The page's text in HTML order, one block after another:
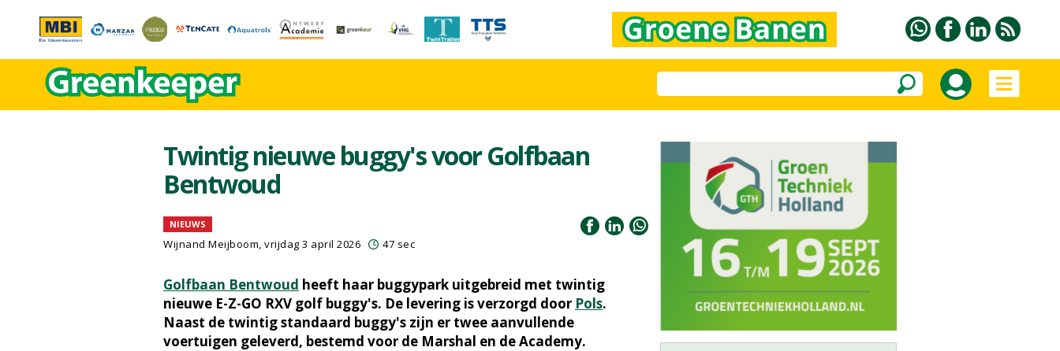
Twintig nieuwe buggy's voor Golfbaan
Bentwoud
NIEUWS
Wijnand Meijboom, vrijdag 3 april 2026 47 sec
Golfbaan Bentwoud heeft haar buggypark uitgebreid met twintig
nieuwe E-Z-GO RXV golf buggy's. De levering is verzorgd door Pols.
Naast de twintig standaard buggy's zijn er twee aanvullende
voertuigen geleverd, bestemd voor de Marshal en de Academy.